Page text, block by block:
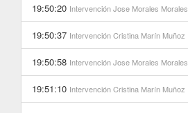
19:50:20 IntervenciónJose Morales Morales
19:50:37 IntervenciónCristina Marín Muñoz
19:50:58 IntervenciónJose Morales Morales
19:51:10 IntervenciónCristina Marín Muñoz